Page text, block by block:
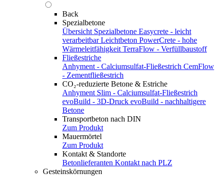
Back
Spezialbetone
Übersicht Spezialbetone Easycrete - leicht
verarbeitbar Leichtbeton PowerCrete - hohe
Wärmeleitfähigkeit TerraFlow - Verfüllbaustoff
Fließestriche
Anhyment - Calciumsulfat-Fließestrich CemFlow
- Zementfließestrich
CO₂-reduzierte Betone & Estriche
Anhyment Slim - Calciumsulfat-Fließestrich
evoBuild - 3D-Druck evoBuild - nachhaltigere
Betone
Transportbeton nach DIN
Zum Produkt
Mauermörtel
Zum Produkt
Kontakt & Standorte
Betonlieferanten Kontakt nach PLZ
Gesteinskörnungen